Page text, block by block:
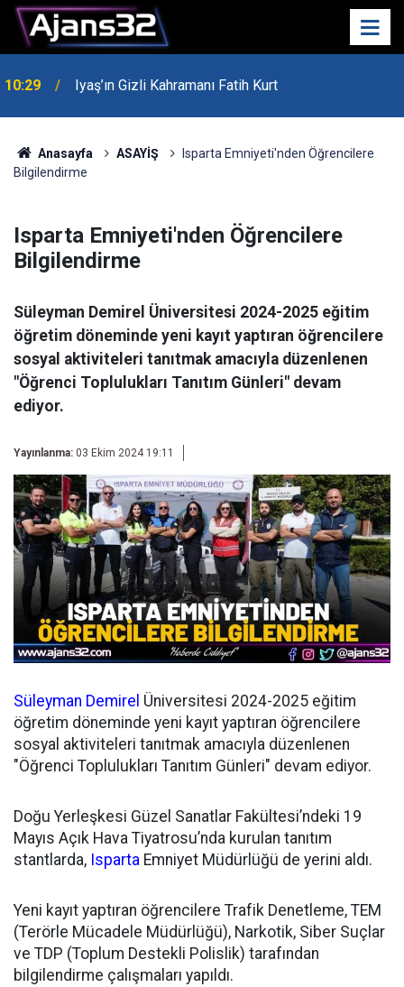
00:52 Isparta'da Asker Eğlencesinde Kavga Çıktı
Anasayfa ASAYİŞ
Isparta Emniyeti'nden Öğrencilere
Bilgilendirme
Isparta Emniyeti'nden Öğrencilere
Bilgilendirme
Süleyman Demirel Üniversitesi 2024-2025 eğitim
öğretim döneminde yeni kayıt yaptıran öğrencilere
sosyal aktiviteleri tanıtmak amacıyla düzenlenen
"Öğrenci Toplulukları Tanıtım Günleri" devam
ediyor.
Yayınlanma: 03 Ekim 2024 19:11
Süleyman Demirel Üniversitesi 2024-2025 eğitim
öğretim döneminde yeni kayıt yaptıran öğrencilere
sosyal aktiviteleri tanıtmak amacıyla düzenlenen
"Öğrenci Toplulukları Tanıtım Günleri" devam ediyor.
Doğu Yerleşkesi Güzel Sanatlar Fakültesi’ndeki 19
Mayıs Açık Hava Tiyatrosu’nda kurulan tanıtım
stantlarda, Isparta Emniyet Müdürlüğü de yerini aldı.
Yeni kayıt yaptıran öğrencilere Trafik Denetleme, TEM
(Terörle Mücadele Müdürlüğü), Narkotik, Siber Suçlar
ve TDP (Toplum Destekli Polislik) tarafından
bilgilendirme çalışmaları yapıldı.